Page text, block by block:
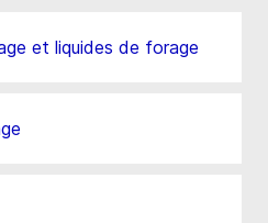
et liquides de forage